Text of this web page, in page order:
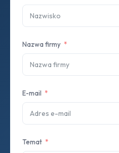
Nazwa firmy
E-mail
Temat